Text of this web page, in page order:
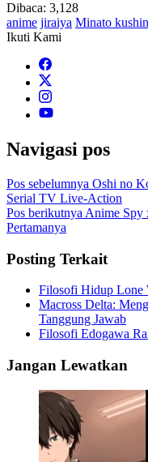
Dibaca: 3,128
anime jiraiya Minato
Ikuti Kami
Navigasi pos
Pos sebelumnya Oshi no
Serial TV Live-Action
Pos berikutnya Anime Spy
Pertamanya
Posting Terkait
Filosofi Hidup Lone
Macross Delta:
Tanggung Jawab
Filosofi Edogawa
Jangan Lewatkan